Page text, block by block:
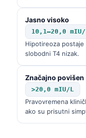
Jasno visoko
10,1–20,0 mIU/
Hipotireoza
slobodni T4 nizak.
Značajno povišen
>20,0 mIU/L
Pravovremena
ako su prisutni
كوردی‎
سنڌي
සිංහල
Galego
Latviešu
Македонски